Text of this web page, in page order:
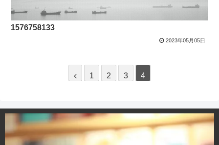
1576758133
2023年05月05日
1 2 3 4